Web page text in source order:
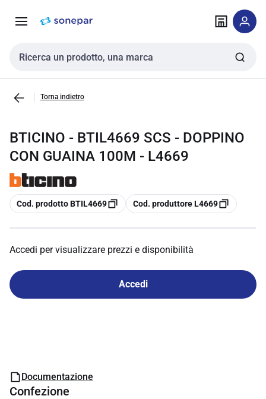
navigazione alla
Cerca input
Torna indietro
BTICINO - BTIL4669 SCS - DOPPINO
CON GUAINA 100M - L4669
copia
Cod. prodotto BTIL4669 copia
Cod. produttore L4669
Accedi per visualizzare prezzi e disponibilità
Accedi
Documentazione
Confezione